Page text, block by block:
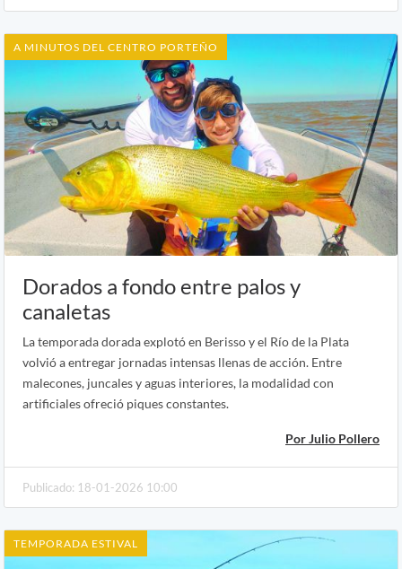
A MINUTOS DEL CENTRO PORTEÑO
Dorados a fondo entre palos y
canaletas
La temporada dorada explotó en Berisso y el Río de la Plata
volvió a entregar jornadas intensas llenas de acción. Entre
malecones, juncales y aguas interiores, la modalidad con
artificiales ofreció piques constantes.
Por Julio Pollero
Publicado: 18-01-2026 10:00
TEMPORADA ESTIVAL